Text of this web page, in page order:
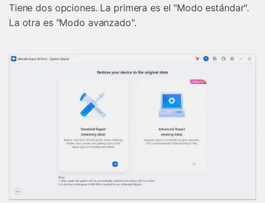
Tiene dos opciones. La primera es el "Modo estándar".
La otra es "Modo avanzado".